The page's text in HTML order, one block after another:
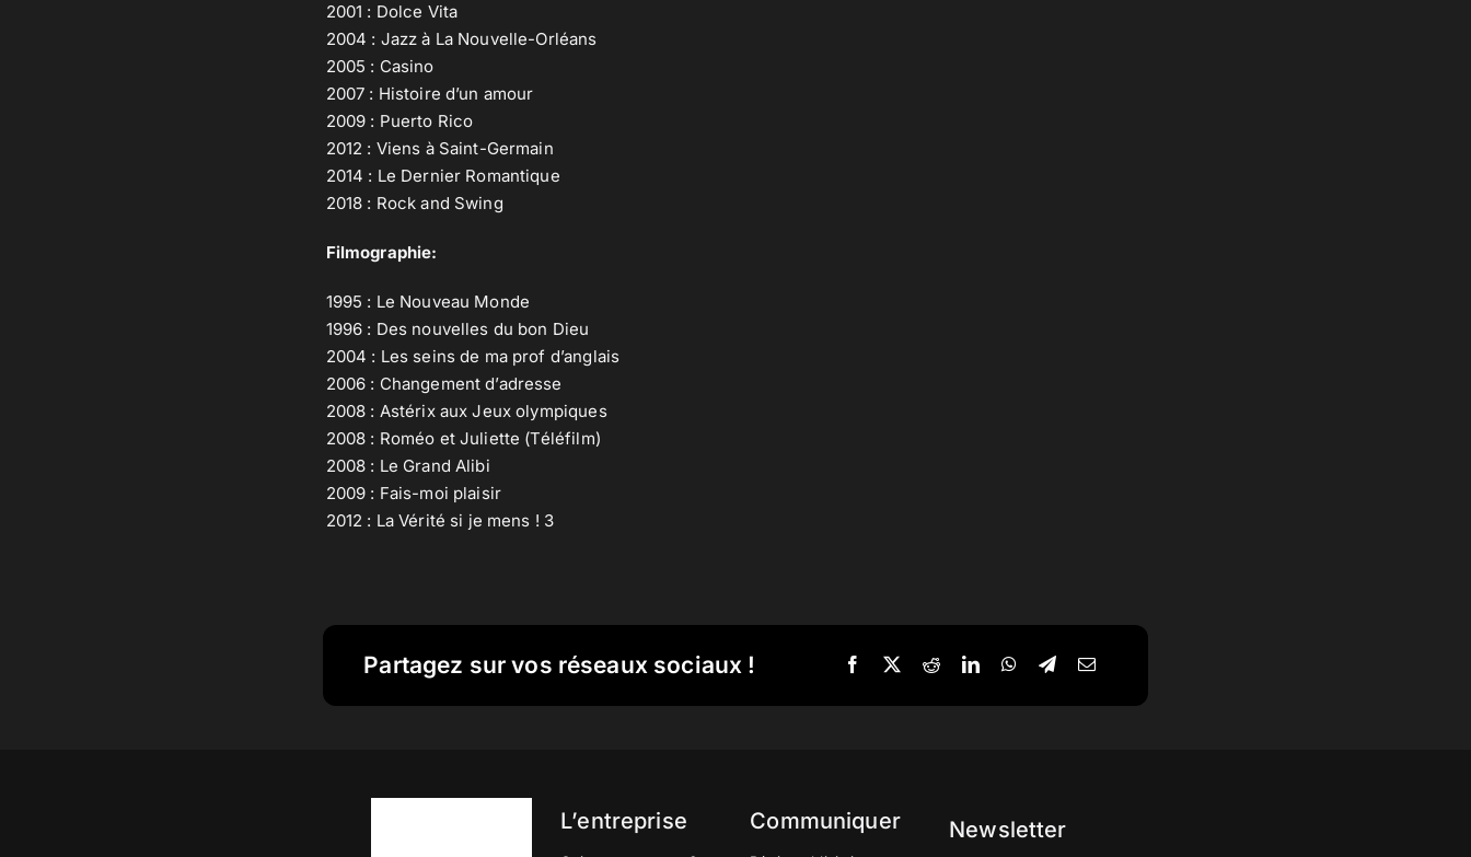
2001 : Dolce Vita
2004 : Jazz à La Nouvelle-Orléans
2005 : Casino
2007 : Histoire d’un amour
2009 : Puerto Rico
2012 : Viens à Saint-Germain
2014 : Le Dernier Romantique
2018 : Rock and Swing
Filmographie:
1995 : Le Nouveau Monde
1996 : Des nouvelles du bon Dieu
2004 : Les seins de ma prof d’anglais
2006 : Changement d’adresse
2008 : Astérix aux Jeux olympiques
2008 : Roméo et Juliette (Téléfilm)
2008 : Le Grand Alibi
2009 : Fais-moi plaisir
2012 : La Vérité si je mens ! 3
Partagez sur vos réseaux sociaux !
L’entreprise Communiquer Newsletter